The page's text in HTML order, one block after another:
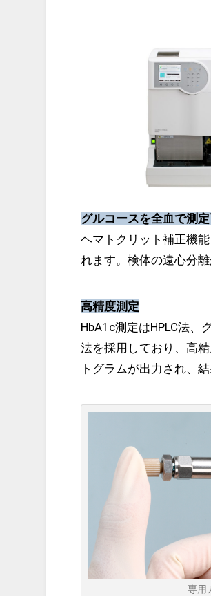
グルコースを全血で測
ヘマトクリット補正機
れます。検体の遠心分
高精度測定
HbA1c測定はHPLC法、
法を採用しており、高
トグラムが出力され、
専用